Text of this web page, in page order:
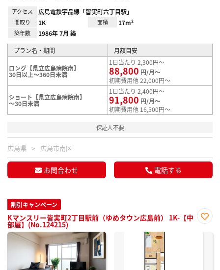
アクセス 広島電鉄宇品線「皆実町六丁目駅」
間取り 1K 面積 17m²
築年数 1986年 7月 築
プラン名・期間 月額目安
ロング【県立広島病院南】
30日以上～360日未満
1日当たり 2,300円～
88,800 円/月～
初期費用他 22,000円～
ショート【県立広島病院南】
～30日未満
1日当たり 2,400円～
91,800 円/月～
初期費用他 16,500円～
保証人不要
広島県 広島市南区
お問合わせ 電話する
割引キャンペーン
Kマンスリー皆実町2丁目駅前（ゆめタウン広島前） 1K-【中
部屋】(No.124215)
に入